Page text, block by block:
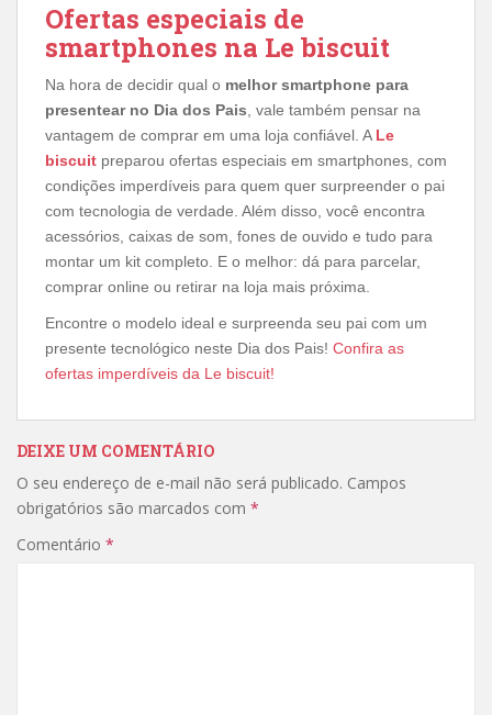
Ofertas especiais de
smartphones na Le biscuit
Na hora de decidir qual o melhor smartphone para
presentear no Dia dos Pais , vale também pensar na
vantagem de comprar em uma loja confiável. A Le
biscuit preparou ofertas especiais em smartphones, com
condições imperdíveis para quem quer surpreender o pai
com tecnologia de verdade. Além disso, você encontra
acessórios, caixas de som, fones de ouvido e tudo para
montar um kit completo. E o melhor: dá para parcelar,
comprar online ou retirar na loja mais próxima.
Encontre o modelo ideal e surpreenda seu pai com um
presente tecnológico neste Dia dos Pais! Confira as
ofertas imperdíveis da Le biscuit!
DEIXE UM COMENTÁRIO
O seu endereço de e-mail não será publicado. Campos
obrigatórios são marcados com *
Comentário *